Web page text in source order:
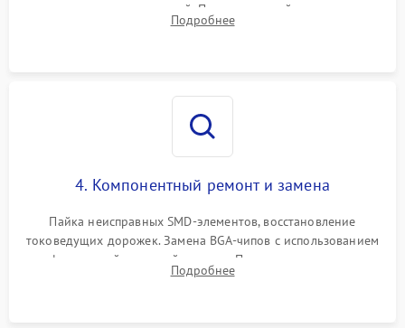
дежурных напряжений. Проверка цепей питания,
мультиконтроллера, процессора и видеочипа.
Подробнее
4. Компонентный ремонт и замена
Пайка неисправных SMD-элементов, восстановление
токоведущих дорожек. Замена BGA-чипов с использованием
инфракрасной паяльной станции. Прошивка микросхемы
BIOS или замена поврежденных портов USB
Подробнее